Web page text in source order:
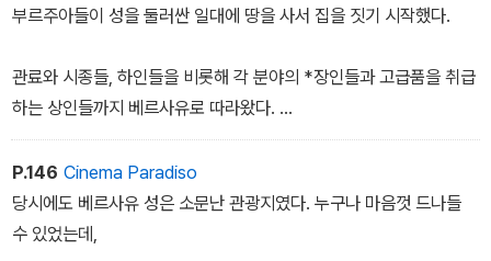
면 다른 귀족들의 청탁을 받는 지위는 누리지 못했다.
반면 영지가 없어도 궁정의 좋은 자리에 앉아 있으면 그 자체만으로
도 권력을누리며 살 수 있었다. 궁정 직책에 따른 월급도 월급이지
만 권력을 쥐면 재물은 저절로 따라오기 마련이었다.
직책에 따라서는 왕이 하사하는 영지도 받을 수 있으며 더 높은 귀족
으로 신분 상승도 가능했다.
부르주아들이 성을 둘러싼 일대에 땅을 사서 집을 짓기 시작했다.
관료와 시종들, 하인들을 비롯해 각 분야의 *장인들과 고급품을 취급
하는 상인들까지 베르사유로 따라왔다.
마을은 금세 다양한 상권이 형성되면서 당대의 황금 부동산으로 떠올
랐다.
P.146 Cinema Paradiso
당시에도 베르사유 성은 소문난 관광지였다. 누구나 마음껏 드나들
수 있었는데,